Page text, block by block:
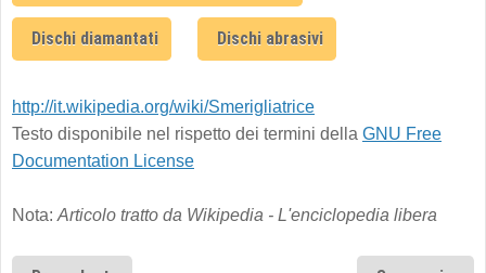
Dischi diamantati Dischi abrasivi
http://it.wikipedia.org/wiki/Smerigliatrice
Testo disponibile nel rispetto dei termini della GNU Free
Documentation License
Nota: Articolo tratto da Wikipedia - L'enciclopedia libera